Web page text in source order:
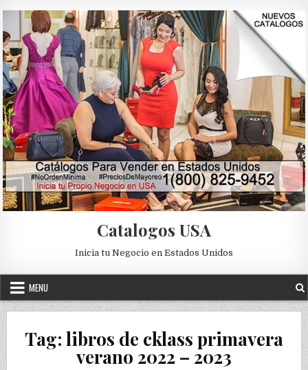
Catalogos USA
Inicia tu Negocio en Estados Unidos
MENU
Tag: libros de cklass primavera
verano 2022 – 2023